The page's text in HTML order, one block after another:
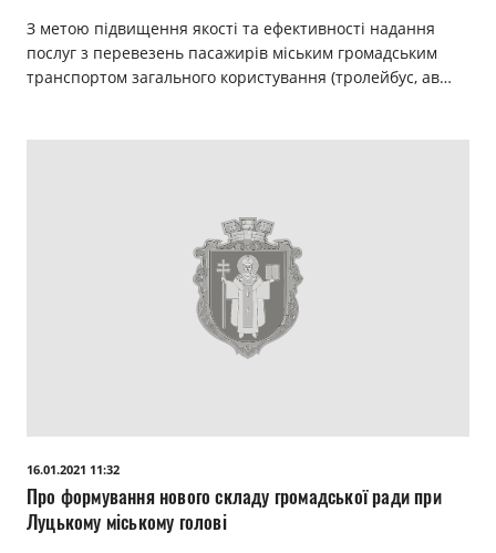
З метою підвищення якості та ефективності надання
послуг з перевезень пасажирів міським громадським
транспортом загального користування (тролейбус, ав…
16.01.2021 11:32
Про формування нового складу громадської ради при
Луцькому міському голові